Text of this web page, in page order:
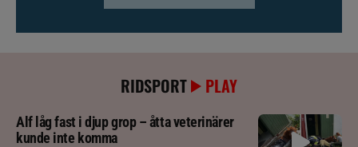
RIDSPORT PLAY
Alf låg fast i djup grop – åtta veterinärer
kunde inte komma